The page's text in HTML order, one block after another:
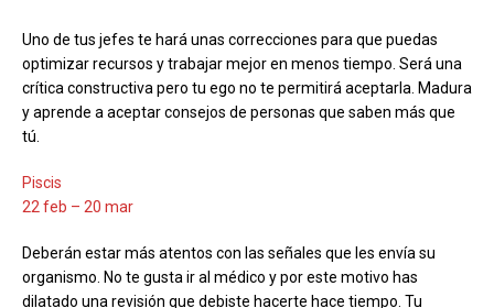
Uno de tus jefes te hará unas correcciones para que puedas
optimizar recursos y trabajar mejor en menos tiempo. Será una
crítica constructiva pero tu ego no te permitirá aceptarla. Madura
y aprende a aceptar consejos de personas que saben más que
tú.
Piscis
22 feb – 20 mar
Deberán estar más atentos con las señales que les envía su
organismo. No te gusta ir al médico y por este motivo has
dilatado una revisión que debiste hacerte hace tiempo. Tu